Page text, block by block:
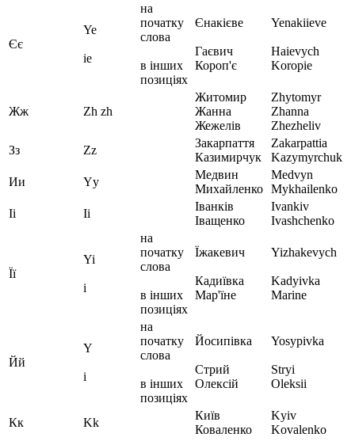
Єє
Ye
ie
на
початку
слова
в інших
позиціях
Єнакієве
Гаєвич
Короп'є
Yenakiieve
Haievych
Koropie
Жж Zh zh
Житомир
Жанна
Жежелів
Zhytomyr
Zhanna
Zhezheliv
Зз
Zz
Закарпаття
Казимирчук
Zakarpattia
Kazymyrchuk
Ии
Yy
Медвин
Михайленко
Medvyn
Mykhailenko
Іі
Ii
Іванків
Іващенко
Ivankiv
Ivashchenko
Її
Yi
i
на
початку
слова
в інших
позиціях
Їжакевич
Кадиївка
Мар'їне
Yizhakevych
Kadyivka
Marine
Йй
Y
i
на
початку
слова
в інших
позиціях
Йосипівка
Стрий
Олексій
Yosypivka
Stryi
Oleksii
Кк Kk
Київ
Коваленко
Kyiv
Kovalenko